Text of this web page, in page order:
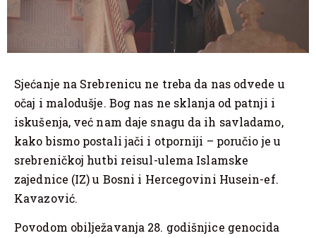
Sjećanje na Srebrenicu ne treba da nas odvede u
očaj i malodušje. Bog nas ne sklanja od patnji i
iskušenja, već nam daje snagu da ih savladamo,
kako bismo postali jači i otporniji – poručio je u
srebreničkoj hutbi reisul-ulema Islamske
zajednice (IZ) u Bosni i Hercegovini Husein-ef.
Kavazović.
Povodom obilježavanja 28. godišnjice genocida